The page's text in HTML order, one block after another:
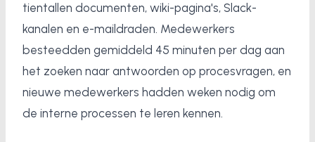
tientallen documenten, wiki-pagina's, Slack-
kanalen en e-maildraden. Medewerkers
besteedden gemiddeld 45 minuten per dag aan
het zoeken naar antwoorden op procesvragen, en
nieuwe medewerkers hadden weken nodig om
de interne processen te leren kennen.